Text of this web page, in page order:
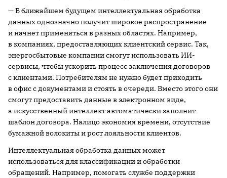
— В ближайшем будущем интеллектуальная обработка
данных однозначно получит широкое распространение
и начнет применяться в разных областях. Например,
в компаниях, предоставляющих клиентский сервис. Так,
энергосбытовые компании смогут использовать ИИ-
сервисы, чтобы ускорить процесс заключения договоров
с клиентами. Потребителям не нужно будет приходить
в офис с документами и стоять в очереди. Вместо этого они
смогут предоставить данные в электронном виде,
а искусственный интеллект автоматически заполнит
шаблон договора. Налицо экономия времени, отсутствие
бумажной волокиты и рост лояльности клиентов.
Интеллектуальная обработка данных может
использоваться для классификации и обработки
обращений. Например, помогать службе поддержки